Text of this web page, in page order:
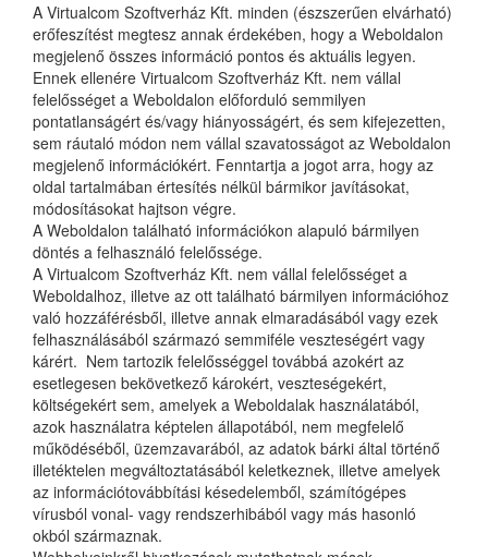
A Virtualcom Szoftverház Kft. minden (észszerűen elvárható)
erőfeszítést megtesz annak érdekében, hogy a Weboldalon
megjelenő összes információ pontos és aktuális legyen.
Ennek ellenére Virtualcom Szoftverház Kft. nem vállal
felelősséget a Weboldalon előforduló semmilyen
pontatlanságért és/vagy hiányosságért, és sem kifejezetten,
sem ráutaló módon nem vállal szavatosságot az Weboldalon
megjelenő információkért. Fenntartja a jogot arra, hogy az
oldal tartalmában értesítés nélkül bármikor javításokat,
módosításokat hajtson végre.
A Weboldalon található információkon alapuló bármilyen
döntés a felhasználó felelőssége.
A Virtualcom Szoftverház Kft. nem vállal felelősséget a
Weboldalhoz, illetve az ott található bármilyen információhoz
való hozzáférésből, illetve annak elmaradásából vagy ezek
felhasználásából származó semmiféle veszteségért vagy
kárért. Nem tartozik felelősséggel továbbá azokért az
esetlegesen bekövetkező károkért, veszteségekért,
költségekért sem, amelyek a Weboldalak használatából,
azok használatra képtelen állapotából, nem megfelelő
működéséből, üzemzavarából, az adatok bárki által történő
illetéktelen megváltoztatásából keletkeznek, illetve amelyek
az információtovábbítási késedelemből, számítógépes
vírusból vonal- vagy rendszerhibából vagy más hasonló
okból származnak.